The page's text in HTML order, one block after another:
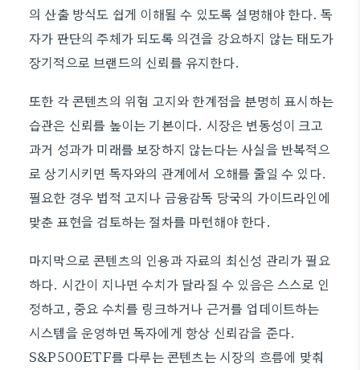
의 산출 방식도 쉽게 이해될 수 있도록 설명해야 한다. 독
자가 판단의 주체가 되도록 의견을 강요하지 않는 태도가
장기적으로 브랜드의 신뢰를 유지한다.
또한 각 콘텐츠의 위험 고지와 한계점을 분명히 표시하는
습관은 신뢰를 높이는 기본이다. 시장은 변동성이 크고
과거 성과가 미래를 보장하지 않는다는 사실을 반복적으
로 상기시키면 독자와의 관계에서 오해를 줄일 수 있다.
필요한 경우 법적 고지나 금융감독 당국의 가이드라인에
맞춘 표현을 검토하는 절차를 마련해야 한다.
마지막으로 콘텐츠의 인용과 자료의 최신성 관리가 필요
하다. 시간이 지나면 수치가 달라질 수 있음은 스스로 인
정하고, 중요 수치를 링크하거나 근거를 업데이트하는
시스템을 운영하면 독자에게 항상 신뢰감을 준다.
S&P500ETF를 다루는 콘텐츠는 시장의 흐름에 맞춰